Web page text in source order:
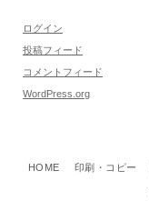
ログイン
投稿フィード
コメントフィード
WordPress.org
HOME 印刷・コピー